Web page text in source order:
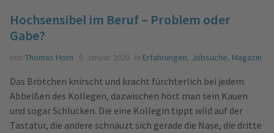
Hochsensibel im Beruf – Problem oder
Gabe?
von Thomas Horn 9. Januar 2020 in Erfahrungen, Jobsuche, Magazin
Das Brötchen knirscht und kracht fürchterlich bei jedem
Abbeißen des Kollegen, dazwischen hört man sein Kauen
und sogar Schlucken. Die eine Kollegin tippt wild auf der
Tastatur, die andere schnäuzt sich gerade die Nase, die dritte